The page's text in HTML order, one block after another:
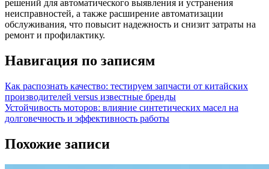
решений для автоматического выявления и устранения
неисправностей, а также расширение автоматизации
обслуживания, что повысит надежность и снизит затраты на
ремонт и профилактику.
Навигация по записям
Как распознать качество: тестируем запчасти от китайских
производителей versus известные бренды
Устойчивость моторов: влияние синтетических масел на
долговечность и эффективность работы
Похожие записи